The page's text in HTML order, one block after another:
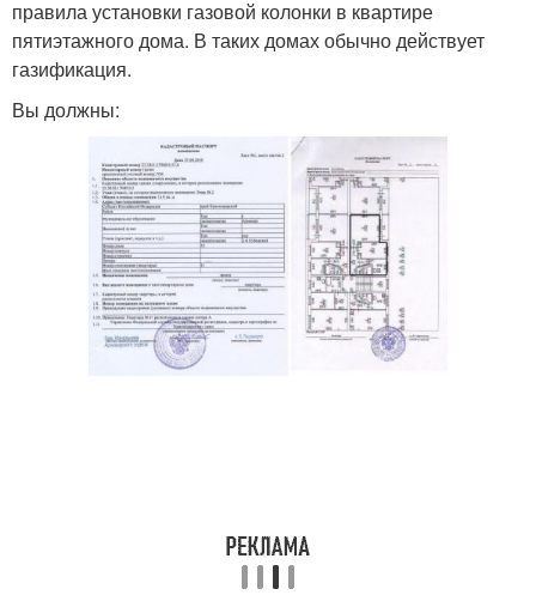
правила установки газовой колонки в квартире
пятиэтажного дома. В таких домах обычно действует
газификация.
Вы должны: